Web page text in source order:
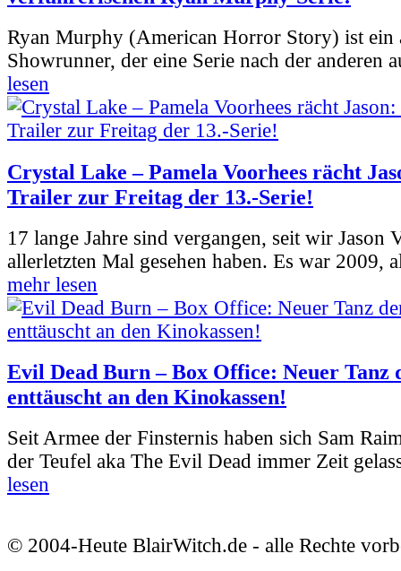
Ryan Murphy (American Horror Story) ist ein
Showrunner, der eine Serie nach der anderen
lesen
Crystal Lake – Pamela Voorhees rächt
Trailer zur Freitag der 13.-Serie!
17 lange Jahre sind vergangen, seit wir Jason
allerletzten Mal gesehen haben. Es war 2009,
mehr lesen
Evil Dead Burn – Box Office: Neuer Tanz
enttäuscht an den Kinokassen!
Seit Armee der Finsternis haben sich Sam
der Teufel aka The Evil Dead immer Zeit
lesen
© 2004-Heute BlairWitch.de - alle Rechte